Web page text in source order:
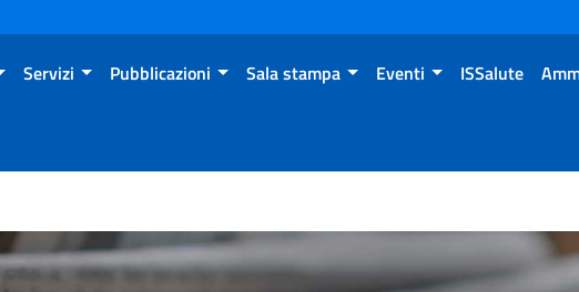
Servizi Pubblicazioni Sala stampa Eventi ISSalute